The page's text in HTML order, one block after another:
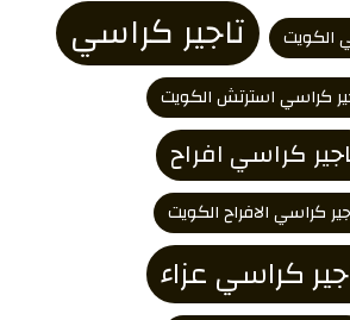
الكويت تاجير كراسي
كراسي استرتش الكويت
كراسي افراح
كراسي الافراح الكويت
كراسي عزاء